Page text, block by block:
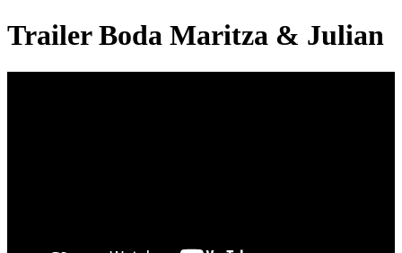
Trailer Boda Maritza & Julian